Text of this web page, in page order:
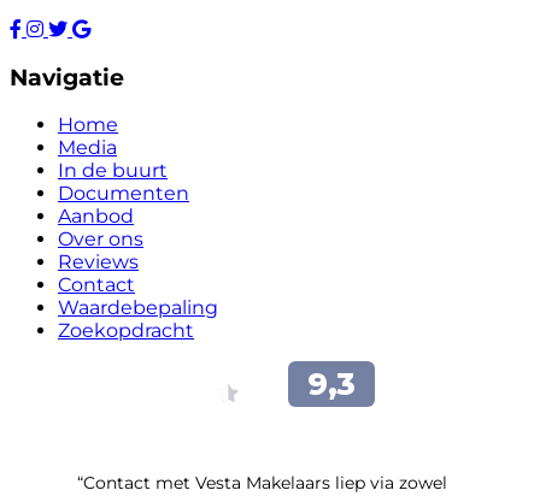
Navigatie
Home
Media
In de buurt
Documenten
Aanbod
Over ons
Reviews
Contact
Waardebepaling
Zoekopdracht
“Contact met Vesta Makelaars liep via zowel